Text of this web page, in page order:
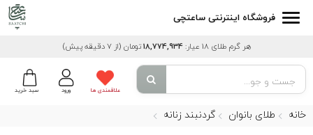
فروشگاه اینترنتی ساعتچی
هر گرم طلای 18 عیار: 18,774,934تومان (از 7 دقیقه پیش)
سبد خرید ورود علاقمندی ها
خانه طلای بانوان گردنبند زنانه